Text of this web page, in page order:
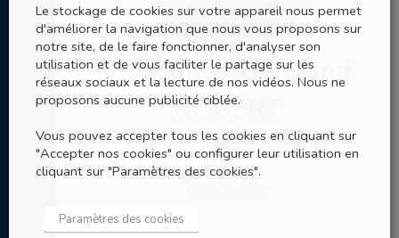
P. Jacques-Bertrand
ROBERT
Prêtre
Le stockage de cookies sur votre appareil nous permet
d'améliorer la navigation que nous vous proposons sur
notre site, de le faire fonctionner, d'analyser son
utilisation et de vous faciliter le partage sur les
réseaux sociaux et la lecture de nos vidéos. Nous ne
proposons aucune publicité ciblée.
Vous pouvez accepter tous les cookies en cliquant sur
"Accepter nos cookies" ou configurer leur utilisation en
cliquant sur "Paramètres des cookies".
Paramètres des cookies